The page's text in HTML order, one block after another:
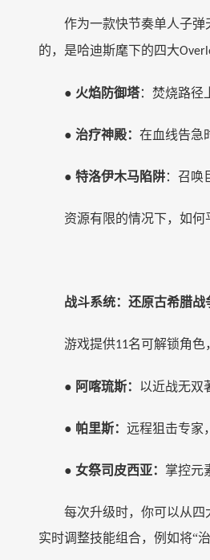
作为一款快节奏单人子弹
的，是哈迪斯麾下的四大
● 火焰防御塔：焚烧路径
● 治疗神殿： 在血线告急
● 特洛伊木马陷阱：召唤
资源有限的情况下，如
战斗系统：还原古希腊战
游戏提供11名可解锁角色
● 阿喀琉斯： 以近战无双
● 帕里斯： 远程狙击专家，
● 女祭司皮西亚： 掌控元
每次升级时，你可以从
实时调整技能组合，例如将“